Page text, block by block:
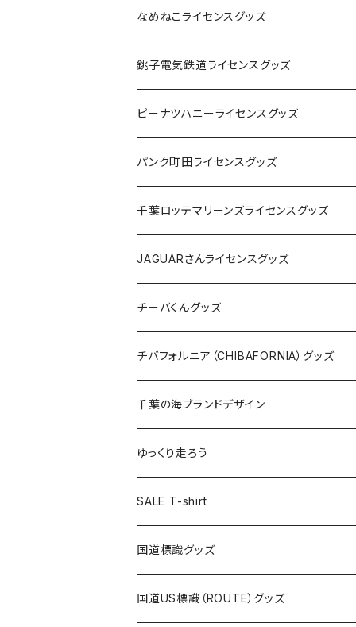
なめねこライセンスグッズ
Tシャツ
キャップ
ステッカー
缶バッジ
ホテルキーホルダー
銚子電気鉄道ライセンスグッズ
ステッカー
缶バッジ
アクリルキーホルダー
ホテルキーホルダー
クリアファイル
Tシャツ
キャップ
トートバッグ
ランチバッグ
エコバッグ
ピーナツハニーライセンスグッズ
Tシャツ
キャップ
バッグ
ステッカー
缶バッジ
キーホルダー
クリアファイル
パンク町田ライセンスグッズ
Tシャツ
キャップ
バッグ
ステッカー
缶バッジ
キーホルダー
クリアファイル
千葉ロッテマリーンズライセンスグッズ
ステッカー
ステッカー
ステッカー大
缶バッジ
缶バッジ32mm
缶バッジ54mm
エコバッグ
JAGUARさんコラボグッズ
Tシャツ
ステッカー
サコッシュ
ホテルキーホルダー
モーテルキーホルダー
トートバッグ
JAGUARさんライセンスグッズ
Tシャツ
ステッカー
缶バッジ
クリアファイル
マスク
エコバッグ
千葉ロッテマリーンズコラボ
チーバくんグッズ
Tシャツ
キャップ
エコバッグ
ステッカー
モーテルキーホルダー
ホテルキーホルダー
チバフォルニア（CHIBAFORNIA）グッズ
Tシャツ
キャップ
ステッカー
ホテルキーホルダー
千葉の海ブランドデザイン
Tシャツ
キャップ
ステッカー
ゆっくり走ろう
Tシャツ
ステッカー
ホテルキーホルダー
SALE T-shirt
国道標識グッズ
ステッカー
国道US標識（ROUTE）グッズ